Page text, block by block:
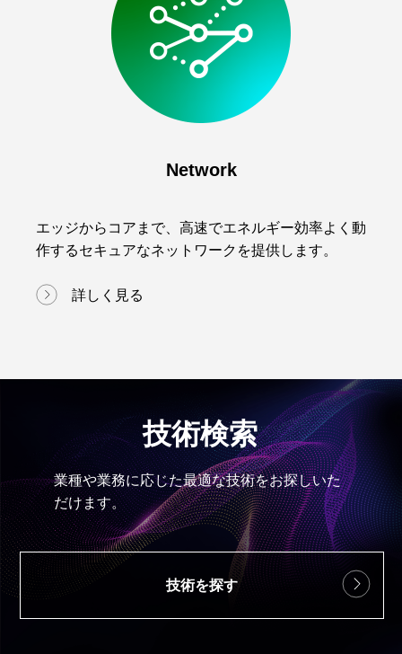
Network
エッジからコアまで、高速でエネルギー効率よく動
作するセキュアなネットワークを提供します。
詳しく見る
技術検索
業種や業務に応じた最適な技術をお探しいた
だけます。
技術を探す